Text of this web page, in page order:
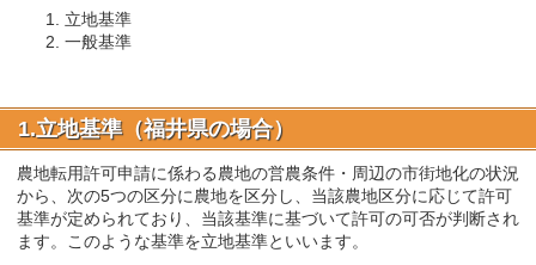
立地基準
一般基準
1.立地基準（福井県の場合）
農地転用許可申請に係わる農地の営農条件・周辺の市街地化の状況
から、次の5つの区分に農地を区分し、当該農地区分に応じて許可
基準が定められており、当該基準に基づいて許可の可否が判断され
ます。このような基準を立地基準といいます。